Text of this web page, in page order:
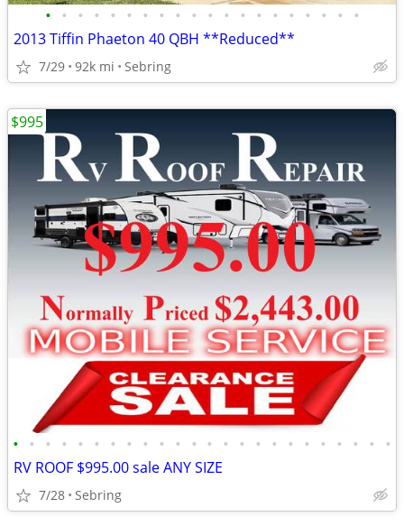
• • • • • • • • • • • • • • • • • • • •
2013 Tiffin Phaeton 40 QBH **Reduced**
7/29 92k mi Sebring
• • • • • • • • • • • • • • • • • • • • • • • •
RV ROOF $995.00 sale ANY SIZE
7/28 Sebring
$995